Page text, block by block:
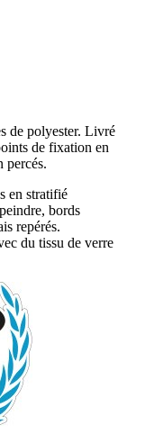
de polyester. Livré
de fixation en
percés.
en stratifié
bords
repérés.
du tissu de verre